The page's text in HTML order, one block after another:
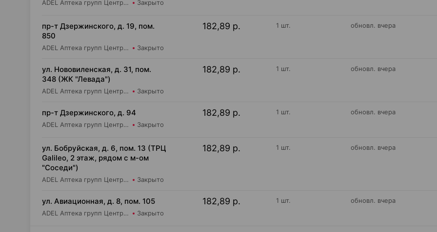
ADEL Аптека групп Центр ООО Аптека №20 Закрыто
пр-т Дзержинского, д. 19, пом.
850
ADEL Аптека групп Центр ООО Аптека №65 Закрыто
182,89 р. 1 шт. обновл. вчера
ул. Нововиленская, д. 31, пом.
348 (ЖК "Левада")
ADEL Аптека групп Центр ООО Аптека №85 Закрыто
182,89 р. 1 шт. обновл. вчера
пр-т Дзержинского, д. 94
ADEL Аптека групп Центр ООО Аптека №94 Закрыто
182,89 р. 1 шт. обновл. вчера
ул. Бобруйская, д. 6, пом. 13 (ТРЦ
Galileo, 2 этаж, рядом с м-ом
"Соседи")
ADEL Аптека групп Центр ООО Аптека №77 Закрыто
182,89 р. 1 шт. обновл. вчера
ул. Авиационная, д. 8, пом. 105
ADEL Аптека групп Центр ООО Аптека №49 Закрыто
182,89 р. 1 шт. обновл. вчера